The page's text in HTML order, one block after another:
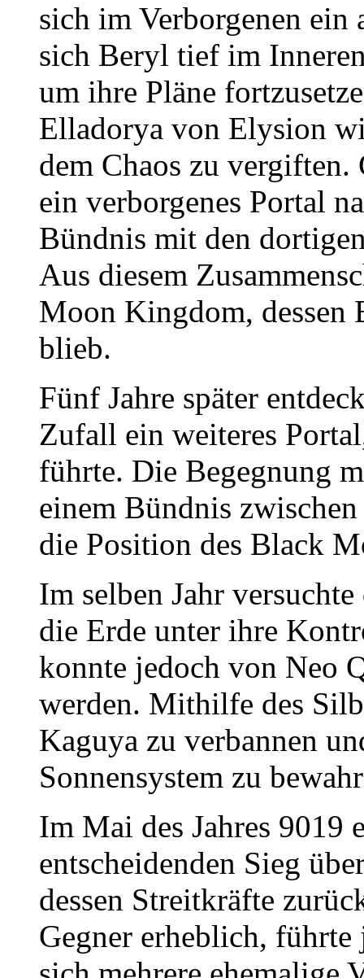
sich im Verborgenen ein
sich Beryl tief im
um ihre Pläne
Elladorya von Elysion
dem Chaos zu
ein verborgenes Portal
Bündnis mit den
Aus diesem
Moon Kingdom, dessen
blieb.
Fünf Jahre später
Zufall ein weiteres
führte. Die Begegnung
einem Bündnis
die Position des Black
Im selben Jahr
die Erde unter ihre
konnte jedoch von Neo
werden. Mithilfe des
Kaguya zu verbannen
Sonnensystem zu
Im Mai des Jahres 9019
entscheidenden Sieg
dessen Streitkräfte
Gegner erheblich,